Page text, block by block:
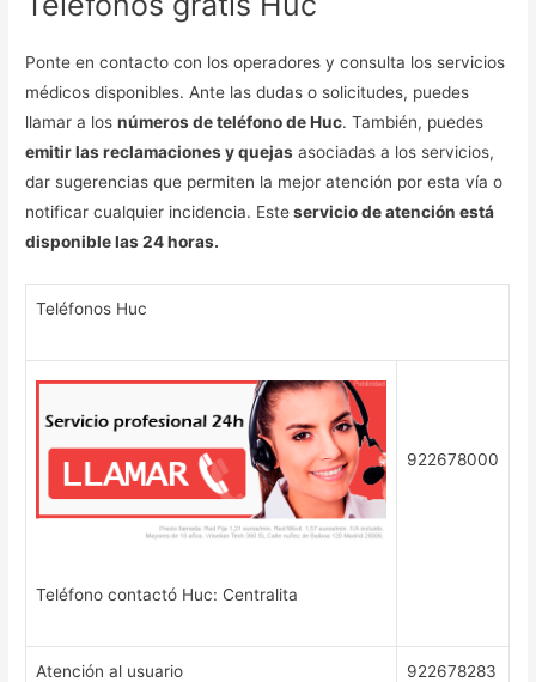
Ponte en contacto con los operadores y consulta los servicios
médicos disponibles. Ante las dudas o solicitudes, puedes
llamar a losnúmeros de teléfono de Huc. También, puedes
emitir las reclamaciones y quejas asociadas a los servicios,
dar sugerencias que permiten la mejor atención por esta vía o
notificar cualquier incidencia. Esteservicio de atención está
disponible las 24 horas.
Teléfonos Huc
Teléfono contactó Huc: Centralita
922678000
Atención al usuario 922678283